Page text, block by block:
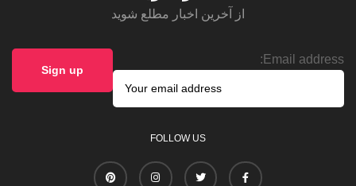
از آخرین اخبار مطلع شوید
Email address:
FOLLOW US